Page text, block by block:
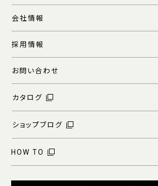
会社情報
採用情報
お問い合わせ
カタログ
ショップブログ
HOW TO